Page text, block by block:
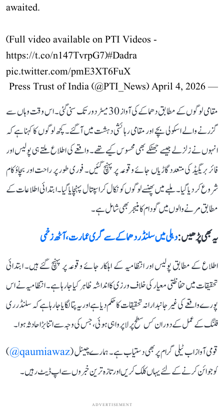
awaited.
(Full video available on PTI Videos -
https://t.co/n147TvrpG7)#Dadra
pic.twitter.com/pmE3XT6FuX
— Press Trust of India (@PTI_News)
April 4, 2026
مقامی لوگوں کے مطابق دھماکے کی آواز 30 میٹر دور تک سنی گئی۔ اس وقت وہاں سے
گزرنے والے اسکولی بچے اور مقامی رہائشی دہشت میں آگئے۔ کچھ لوگوں کا کہنا ہے کہ
انہوں نے زلزلے جیسے جھٹکے بھی محسوس کیے تھے۔ واقعے کی اطلاع ملتے ہی پولیس اور
فائر بریگیڈ کی متعدد گاڑیاں جائے وقوعہ پر پہنچ گئیں۔ فوری طور پر راحت اور بچاؤ کام
شروع کر دیا گیا۔ ملبے میں پھنسے لوگوں کو نکال کر اسپتال پہنچایا گیا۔ ابتدائی اطلاعات کے
مطابق مرنے والوں میں گودام کا منیجر بھی شامل ہے۔
یہ بھی پڑھیں :دہلی میں سلنڈر دھماکے سے گری عمارت، آٹھ زخمی
اطلاع کے مطابق پولیس اور انتظامیہ کے اہلکار جائے وقوعہ پر پہنچ گئے ہیں۔ ابتدائی
تحقیقات میں حفاظتی معیار کی خلاف ورزی کا انداشہ ظاہر کیا جارہا ہے۔ انتظامیہ نے اس
پورے واقعے کی غیر جانبدارانہ تحقیقات کا حکم دیا ہے اور یہ پتا لگایا جارہا ہے کہ سلنڈر ری
فلنگ کے عمل کے دوران کس سطح پر لاپرواہی ہوئی، جس کی وجہ سے اتنا بڑا حادثہ ہوا۔
قومی آواز اب ٹیلی گرام پر بھی دستیاب ہے۔ ہمارے چینل (qaumiawaz@
)
کو جوائن کرنے کے لئے یہاں کلک کریں اور تازہ ترین خبروں سے اپ ڈیٹ رہیں۔
ADVERTISEMENT